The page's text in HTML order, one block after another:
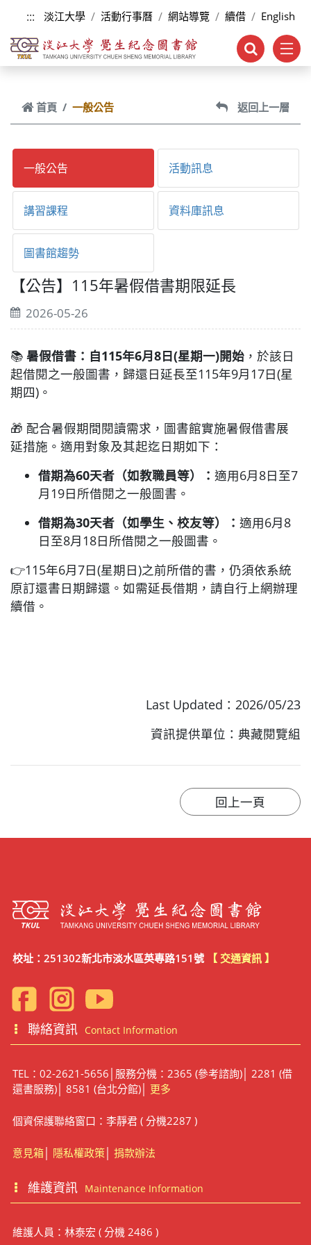
跳到主要內容
::: 淡江大學 活動行事曆 網站導覽 續借 English
首頁 一般公告 返回上一層
一般公告 活動訊息
講習課程 資料庫訊息
圖書館趨勢
【公告】115年暑假借書期限延長
2026-05-26
📚 暑假借書：自115年6月8日(星期一)開始 ，於該日
起借閱之一般圖書，歸還日延長至115年9月17日(星
期四)。
🎁 配合暑假期間閱讀需求，圖書館實施暑假借書展
延措施。適用對象及其起迄日期如下：
借期為60天者（如教職員等）： 適用6月8日至7
月19日所借閱之一般圖書。
借期為30天者（如學生、校友等）： 適用6月8
日至8月18日所借閱之一般圖書。
👉115年6月7日(星期日)之前所借的書，仍須依系統
原訂還書日期歸還。如需延長借期，請自行上網辦理
續借。
Last Updated：2026/05/23
資訊提供單位：典藏閱覽組
校址：251302新北市淡水區英專路151號 【 交通資訊 】
聯絡資訊 Contact Information
TEL：02-2621-5656│服務分機：2365 (參考諮詢)│ 2281 (借
還書服務)│ 8581 (台北分館)│ 更多
個資保護聯絡窗口：李靜君 ( 分機2287 )
意見箱│ 隱私權政策│ 捐款辦法
維護資訊 Maintenance Information
維護人員：林泰宏 ( 分機 2486 )